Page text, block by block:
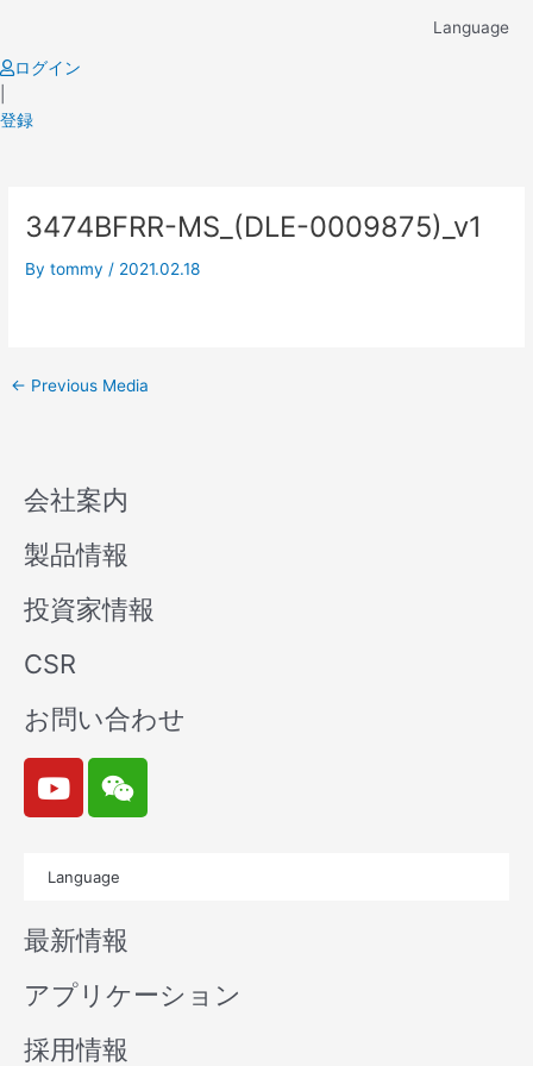
content
Language
ログイン
登録
3474BFRR-MS_(DLE-0009875)_v1
Bytommy / 2021.02.18
navigation
← Previous Media
会社案内
製品情報
投資家情報
CSR
お問い合わせ
Y
o
u
b
e
W
e
i
n
Language
最新情報
アプリケーション
採用情報